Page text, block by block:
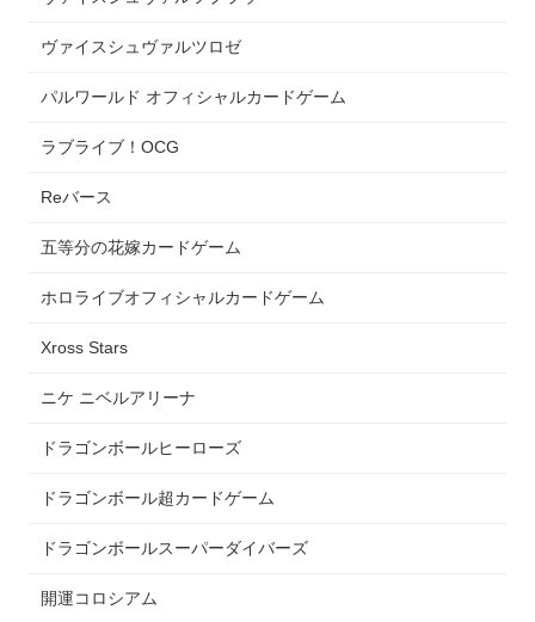
ヴァイスシュヴァルツロゼ
パルワールド オフィシャルカードゲーム
ラブライブ！OCG
Reバース
五等分の花嫁カードゲーム
ホロライブオフィシャルカードゲーム
Xross Stars
ニケ ニベルアリーナ
ドラゴンボールヒーローズ
ドラゴンボール超カードゲーム
ドラゴンボールスーパーダイバーズ
開運コロシアム